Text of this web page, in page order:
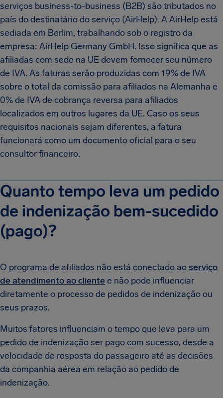
serviços business-to-business (B2B) são tributados no
país do destinatário do serviço (AirHelp). A AirHelp está
sediada em Berlim, trabalhando sob o registro da
empresa: AirHelp Germany GmbH. Isso significa que as
afiliadas com sede na UE devem fornecer seu número
de IVA. As faturas serão produzidas com 19% de IVA
sobre o total da comissão para afiliados na Alemanha e
0% de IVA de cobrança reversa para afiliados
localizados em outros lugares da UE. Caso os seus
requisitos nacionais sejam diferentes, a fatura
funcionará como um documento oficial para o seu
consultor financeiro.
Quanto tempo leva um pedido
de indenização bem-sucedido
(pago)?
O programa de afiliados não está conectado aoserviço
de atendimento ao clientee não pode influenciar
diretamente o processo de pedidos de indenização ou
seus prazos.
Muitos fatores influenciam o tempo que leva para um
pedido de indenização ser pago com sucesso, desde a
velocidade de resposta do passageiro até as decisões
da companhia aérea em relação ao pedido de
indenização.